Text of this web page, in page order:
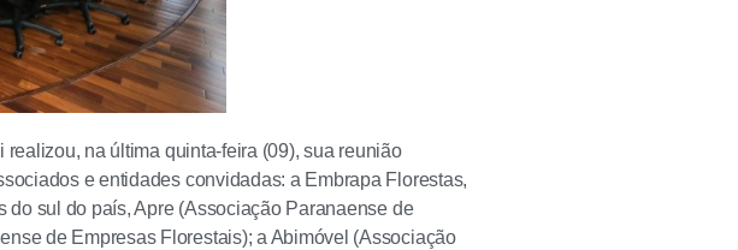
na última quinta-feira (09), sua reunião
e entidades convidadas: a Embrapa Florestas,
sul do país, Apre (Associação Paranaense de
de Empresas Florestais); a Abimóvel (Associação